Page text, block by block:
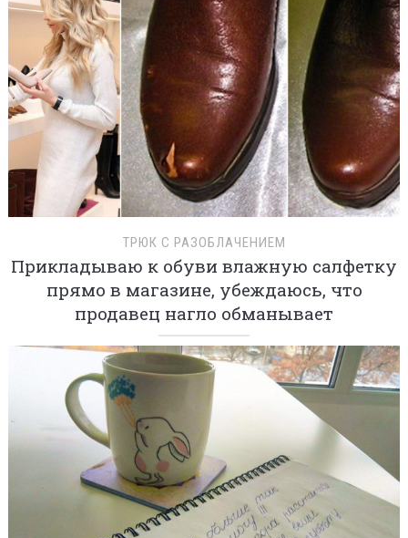
ТРЮК С РАЗОБЛАЧЕНИЕМ
Прикладываю к обуви влажную салфетку
прямо в магазине, убеждаюсь, что
продавец нагло обманывает